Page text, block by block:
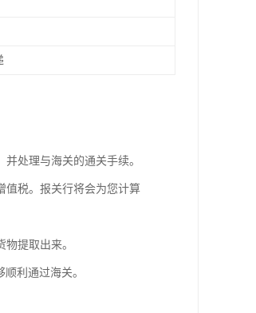
处理与海关的通关手续。
值税。报关行将会为您计算
提取出来。
利通过海关。